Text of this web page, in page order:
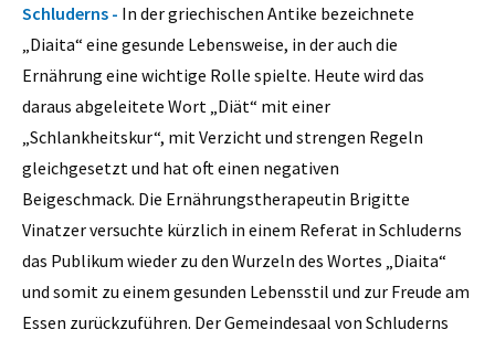
Schluderns - In der griechischen Antike bezeichnete
„Diaita“ eine gesunde Lebensweise, in der auch die
Ernährung eine wichtige Rolle spielte. Heute wird das
daraus abgeleitete Wort „Diät“ mit einer
„Schlankheitskur“, mit Verzicht und strengen Regeln
gleichgesetzt und hat oft einen negativen
Beigeschmack. Die Ernährungstherapeutin Brigitte
Vinatzer versuchte kürzlich in einem Referat in Schluderns
das Publikum wieder zu den Wurzeln des Wortes „Diaita“
und somit zu einem gesunden Lebensstil und zur Freude am
Essen zurückzuführen. Der Gemeindesaal von Schluderns